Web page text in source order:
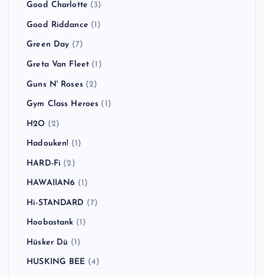
Good Charlotte (3)
Good Riddance (1)
Green Day (7)
Greta Van Fleet (1)
Guns N' Roses(2)
Gym Class Heroes (1)
H2O (2)
Hadouken! (1)
HARD-Fi (2)
HAWAIIAN6 (1)
Hi-STANDARD (7)
Hoobastank (1)
Hüsker Dü (1)
HUSKING BEE (4)